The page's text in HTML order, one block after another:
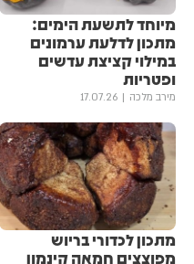
מיוחד לתשעת הימים:
מתכון לדלעת ערמונים
במילוי קציצת עדשים
ופטריות
מירב מלכה 17.07.26
מתכון לכדורי בריוש
מפוצצים חמאה קינמון